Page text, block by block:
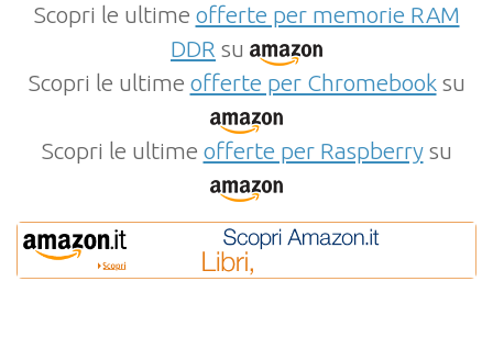
Scopri le ultime offerte per memorie RAM
DDR su
Scopri le ultime offerte per Chromebooksu
Scopri le ultime offerte per Raspberrysu